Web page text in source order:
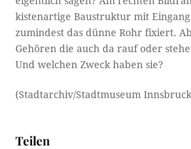
kistenartige Baustruktur mit
zumindest das dünne Rohr fixiert.
Gehören die auch da rauf oder
Und welchen Zweck haben sie?
(Stadtarchiv/Stadtmuseum
Teilen